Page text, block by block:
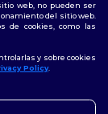
Política de
Málaga|Murcia|
web, no pueden ser
del sitio web.
de cookies, como las
y sobre cookies
Policy.